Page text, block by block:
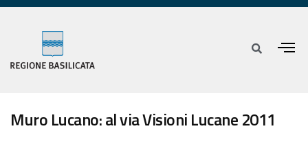
Muro Lucano: al via Visioni Lucane 2011